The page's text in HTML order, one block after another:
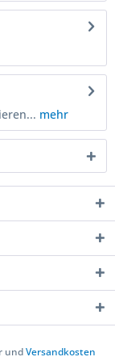
mehr
undVersandkosten